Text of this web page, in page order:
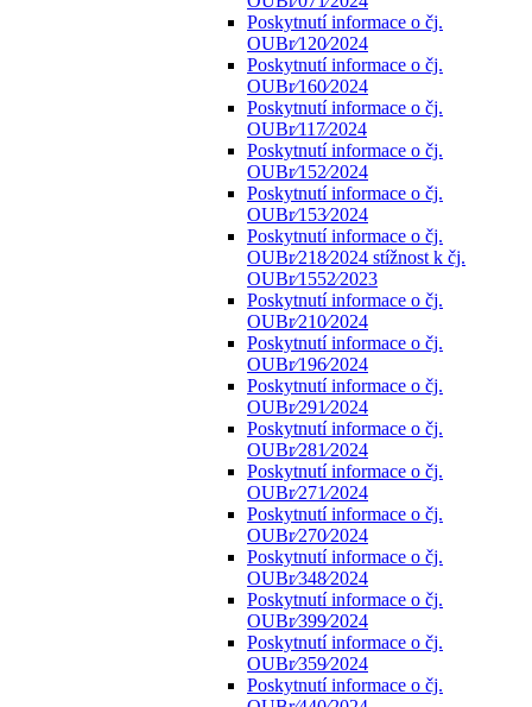
Poskytnutí informace o čj.
OUBr⁄120⁄2024
Poskytnutí informace o čj.
OUBr⁄160⁄2024
Poskytnutí informace o čj.
OUBr⁄117⁄2024
Poskytnutí informace o čj.
OUBr⁄152⁄2024
Poskytnutí informace o čj.
OUBr⁄153⁄2024
Poskytnutí informace o čj.
OUBr⁄218⁄2024 stížnost k čj.
OUBr⁄1552⁄2023
Poskytnutí informace o čj.
OUBr⁄210⁄2024
Poskytnutí informace o čj.
OUBr⁄196⁄2024
Poskytnutí informace o čj.
OUBr⁄291⁄2024
Poskytnutí informace o čj.
OUBr⁄281⁄2024
Poskytnutí informace o čj.
OUBr⁄271⁄2024
Poskytnutí informace o čj.
OUBr⁄270⁄2024
Poskytnutí informace o čj.
OUBr⁄348⁄2024
Poskytnutí informace o čj.
OUBr⁄399⁄2024
Poskytnutí informace o čj.
OUBr⁄359⁄2024
Poskytnutí informace o čj.